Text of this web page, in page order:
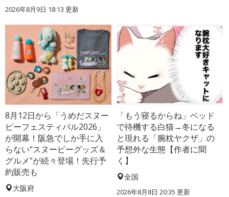
2026年8月9日 18:13 更新
8月12日から「うめだスヌー
ピーフェスティバル2026」
が開幕！阪急でしか手に入
らない“スヌーピーグッズ＆
グルメ”が続々登場！先行予
約販売も
大阪府
「もう寝るからね」ベッド
で待機する白猫→冬になる
と現れる「腕枕ヤクザ」の
予想外な生態【作者に聞
く】
全国
2026年8月8日 20:35 更新